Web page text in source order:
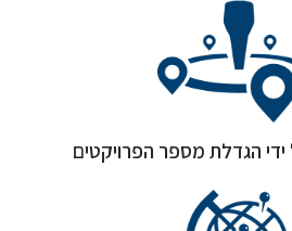
ידי הגדלת מספר הפרויקטים